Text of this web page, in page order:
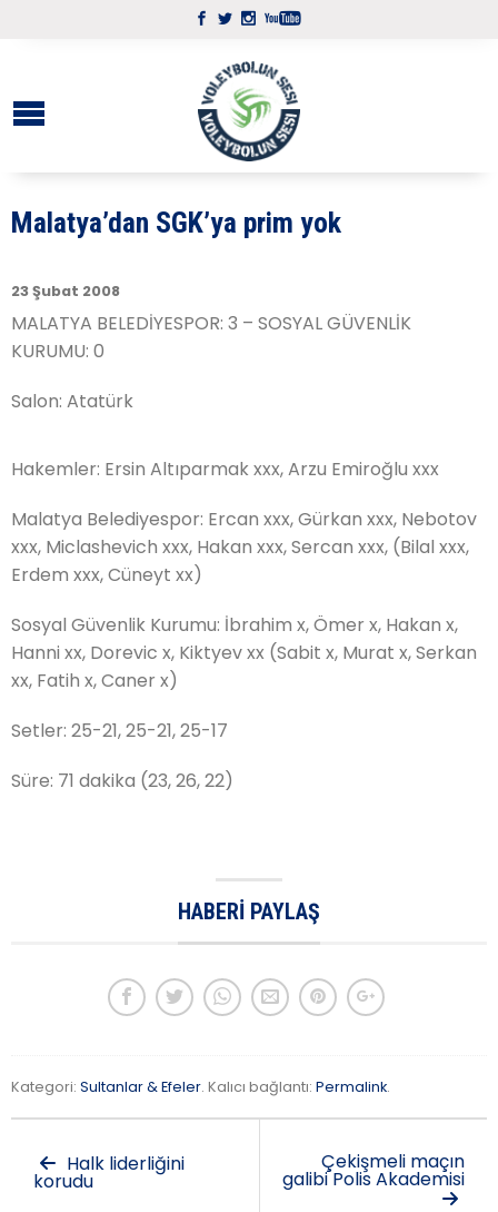
Malatya’dan SGK’ya prim yok
23 Şubat 2008
MALATYA BELEDİYESPOR: 3 – SOSYAL GÜVENLİK
KURUMU: 0
Salon: Atatürk
Hakemler: Ersin Altıparmak xxx, Arzu Emiroğlu xxx
Malatya Belediyespor: Ercan xxx, Gürkan xxx, Nebotov
xxx, Miclashevich xxx, Hakan xxx, Sercan xxx, (Bilal xxx,
Erdem xxx, Cüneyt xx)
Sosyal Güvenlik Kurumu: İbrahim x, Ömer x, Hakan x,
Hanni xx, Dorevic x, Kiktyev xx (Sabit x, Murat x, Serkan
xx, Fatih x, Caner x)
Setler: 25-21, 25-21, 25-17
Süre: 71 dakika (23, 26, 22)
HABERI PAYLAŞ
Kategori: Sultanlar & Efeler. Kalıcı bağlantı: Permalink.
Halk liderliğini
korudu
Çekişmeli maçın
galibi Polis Akademisi